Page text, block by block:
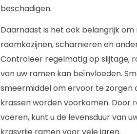
beschadigen.
Daarnaast is het ook belangrijk
raamkozijnen, scharnieren en
Controleer regelmatig op slijtage,
van uw ramen kan beïnvloeden.
smeermiddel om ervoor te zorgen
krassen worden voorkomen. Door
voeren, kunt u de levensduur van